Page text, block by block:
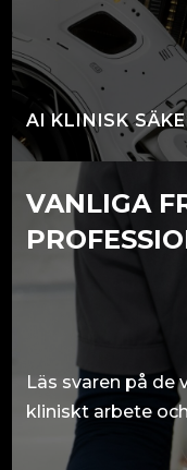
AI KLINISK
VANLIGA
Läs svaren på de
kliniskt arbete